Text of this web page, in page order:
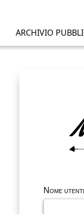
ARCHIVIO
Nome